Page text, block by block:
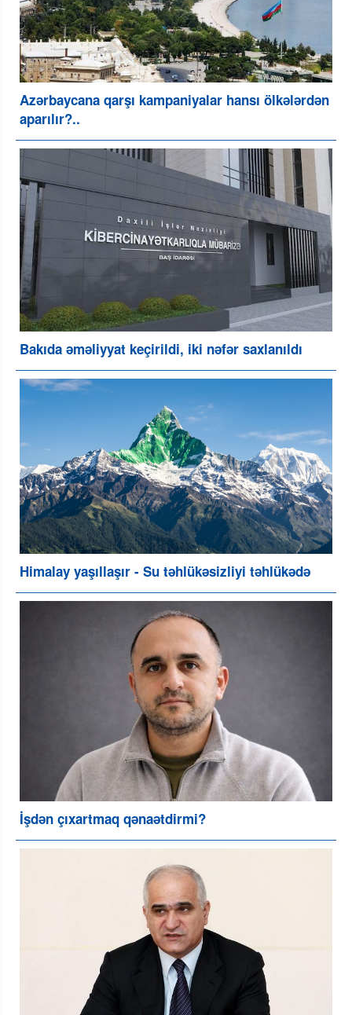
Azərbaycana qarşı kampaniyalar hansı ölkələrdən
aparılır?..
Bakıda əməliyyat keçirildi, iki nəfər saxlanıldı
Himalay yaşıllaşır - Su təhlükəsizliyi təhlükədə
İşdən çıxartmaq qənaətdirmi?